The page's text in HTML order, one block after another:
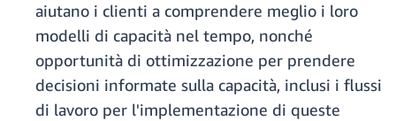
aiutano i clienti a comprendere meglio i loro
modelli di capacità nel tempo, nonché
opportunità di ottimizzazione per prendere
decisioni informate sulla capacità, inclusi i flussi
di lavoro per l'implementazione di queste